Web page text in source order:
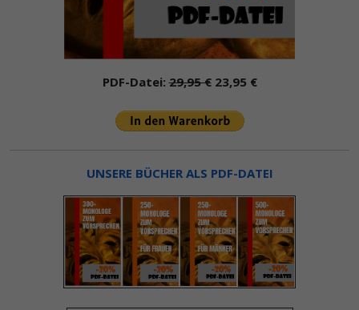
PDF-Datei:29,95 €23,95 €
UNSERE BÜCHER ALS PDF-DATEI